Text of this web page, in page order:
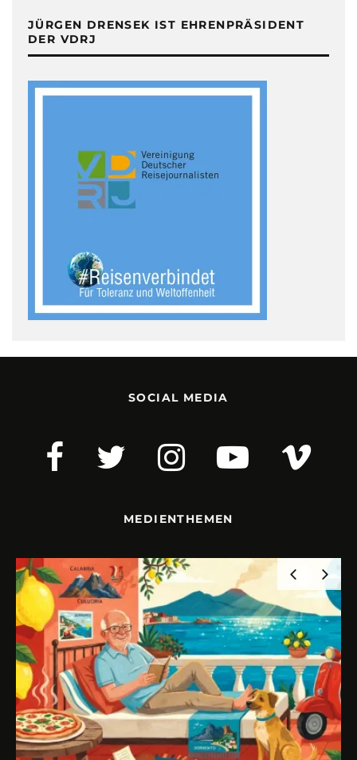
JÜRGEN DRENSEK IST EHRENPRÄSIDENT
DER VDRJ
SOCIAL MEDIA
MEDIENTHEMEN